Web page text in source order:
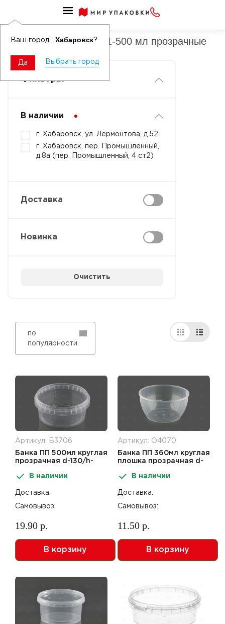
Ваш город Хабаровск?
Да Выбрать город
Банки ПП круглые 301-500 мл прозрачные
Фильтры
В наличии
г. Хабаровск, ул. Лермонтова, д.52
г. Хабаровск, пер. Промышленный,
д.8а (пер. Промышленный, 4 ст2)
Доставка
Новинка
Очистить
по
популярности
Артикул: Б3706
Банка ПП 500мл круглая
прозрачная d-130/h-
замком 260шт ПТП
В наличии
Доставка:
Самовывоз:
19.90 р.
В корзину
Артикул: О4070
Банка ПП 360мл круглая
плошка прозрачная d-
замка 216шт В
В наличии
Доставка:
Самовывоз:
11.50 р.
В корзину